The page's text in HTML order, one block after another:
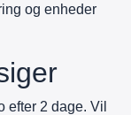
og enheder
efter 2 dage. Vil